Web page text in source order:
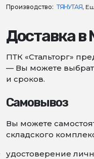
Производство: ТЯНУТАЯ
Доставка в
ПТК «Стальторг»
— Вы можете
и сроков.
Самовывоз
Вы можете
складского
удостоверение